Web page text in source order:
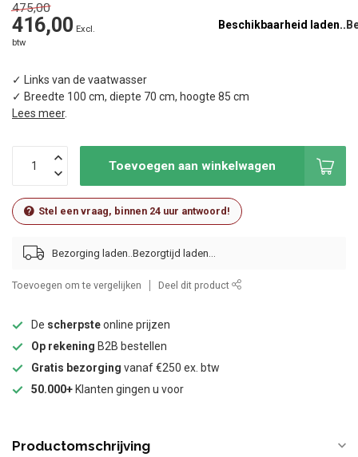
475,00
416,00 Excl.
btw
Beschikbaarheid laden..
✓ Links van de vaatwasser
✓ Breedte 100 cm, diepte 70 cm, hoogte 85 cm
Lees meer.
Toevoegen aan winkelwagen
Stel een vraag, binnen 24 uur antwoord!
Bezorging laden..
Toevoegen om te vergelijken Deel dit product
De scherpsteonline prijzen
Op rekening B2B bestellen
Gratis bezorging vanaf €250 ex. btw
50.000+ Klanten gingen u voor
Productomschrijving